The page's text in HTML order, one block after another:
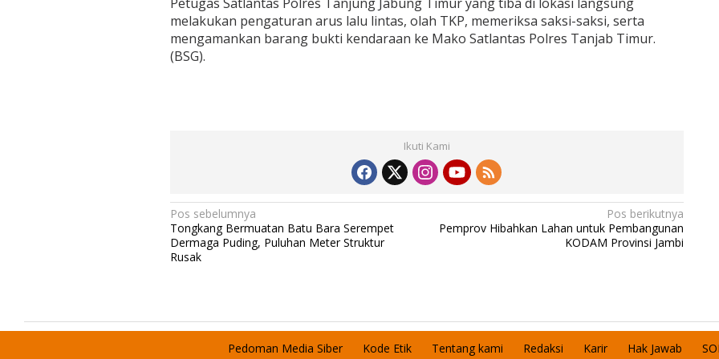
melakukan pengaturan arus lalu lintas, olah TKP, memeriksa saksi-saksi, serta
mengamankan barang bukti kendaraan ke Mako Satlantas Polres Tanjab Timur.
(BSG).
Ikuti Kami
N
a
v
a
Pos sebelumnya
Tongkang Bermuatan Batu Bara Serempet
Dermaga Puding, Puluhan Meter Struktur
Rusak
Pos berikutnya
Pemprov Hibahkan Lahan untuk Pembangunan
KODAM Provinsi Jambi
Pedoman Media Siber Kode Etik Tentang kami Redaksi Karir Hak Jawab